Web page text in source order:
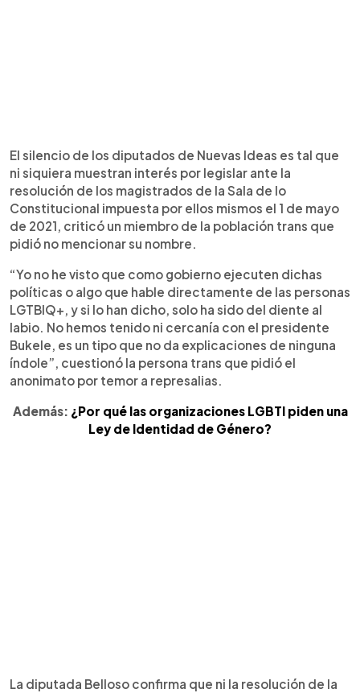
El silencio de los diputados de Nuevas Ideas es tal que
ni siquiera muestran interés por legislar ante la
resolución de los magistrados de la Sala de lo
Constitucional impuesta por ellos mismos el 1 de mayo
de 2021, criticó un miembro de la población trans que
pidió no mencionar su nombre.
“Yo no he visto que como gobierno ejecuten dichas
políticas o algo que hable directamente de las personas
LGTBIQ+, y si lo han dicho, solo ha sido del diente al
labio. No hemos tenido ni cercanía con el presidente
Bukele, es un tipo que no da explicaciones de ninguna
índole”, cuestionó la persona trans que pidió el
anonimato por temor a represalias.
Además: ¿Por qué las organizaciones LGBTI piden una
Ley de Identidad de Género?
La diputada Belloso confirma que ni la resolución de la